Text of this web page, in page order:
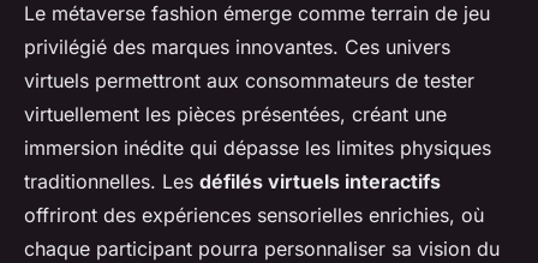
Le métaverse fashion émerge comme terrain de jeu
privilégié des marques innovantes. Ces univers
virtuels permettront aux consommateurs de tester
virtuellement les pièces présentées, créant une
immersion inédite qui dépasse les limites physiques
traditionnelles. Les défilés virtuels interactifs
offriront des expériences sensorielles enrichies, où
chaque participant pourra personnaliser sa vision du